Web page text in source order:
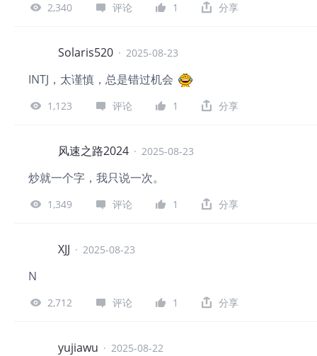
2,340 评论 1 分享
Solaris520 · 2025-08-23
INTJ，太谨慎，总是错过机会
1,123 评论 1 分享
风速之路2024 · 2025-08-23
炒就一个字，我只说一次。
1,349 评论 1 分享
XJJ · 2025-08-23
N
2,712 评论 1 分享
yujiawu · 2025-08-22